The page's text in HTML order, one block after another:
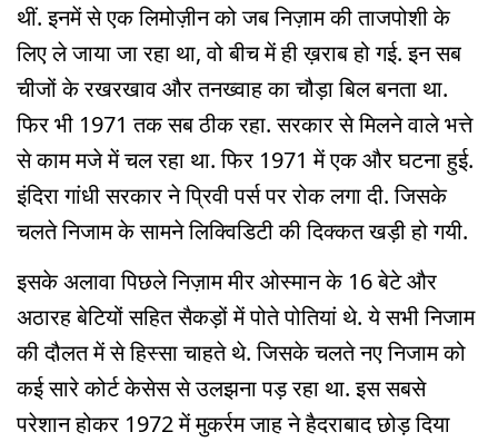
थीं. इनमें से एक लिमोज़ीन को जब निज़ाम की ताजपोशी के
लिए ले जाया जा रहा था, वो बीच में ही ख़राब हो गई. इन सब
चीजों के रखरखाव और तनख्वाह का चौड़ा बिल बनता था.
फिर भी 1971 तक सब ठीक रहा. सरकार से मिलने वाले भत्ते
से काम मजे में चल रहा था. फिर 1971 में एक और घटना हुई.
इंदिरा गांधी सरकार ने प्रिवी पर्स पर रोक लगा दी. जिसके
चलते निजाम के सामने लिक्विडिटी की दिक्कत खड़ी हो गयी.
इसके अलावा पिछले निज़ाम मीर ओस्मान के 16 बेटे और
अठारह बेटियों सहित सैकड़ों में पोते पोतियां थे. ये सभी निजाम
की दौलत में से हिस्सा चाहते थे. जिसके चलते नए निजाम को
कई सारे कोर्ट केसेस से उलझना पड़ रहा था. इस सबसे
परेशान होकर 1972 में मुकर्रम जाह ने हैदराबाद छोड़ दिया